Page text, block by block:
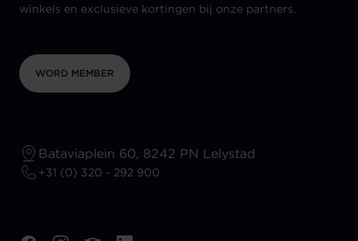
winkels en exclusieve kortingen bij onze partners.
WORD MEMBER
Bataviaplein 60, 8242 PN Lelystad
+31 (0) 320 - 292 900